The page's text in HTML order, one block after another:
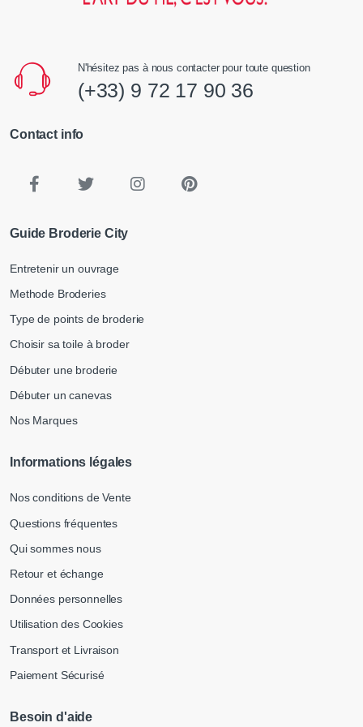
N'hésitez pas à nous contacter pour toute question
(+33) 9 72 17 90 36
Contact info
Guide Broderie City
Entretenir un ouvrage
Methode Broderies
Type de points de broderie
Choisir sa toile à broder
Débuter une broderie
Débuter un canevas
Nos Marques
Informations légales
Nos conditions de Vente
Questions fréquentes
Qui sommes nous
Retour et échange
Données personnelles
Utilisation des Cookies
Transport et Livraison
Paiement Sécurisé
Besoin d'aide